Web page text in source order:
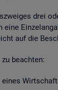
drei
auf die
be­ach­ten: